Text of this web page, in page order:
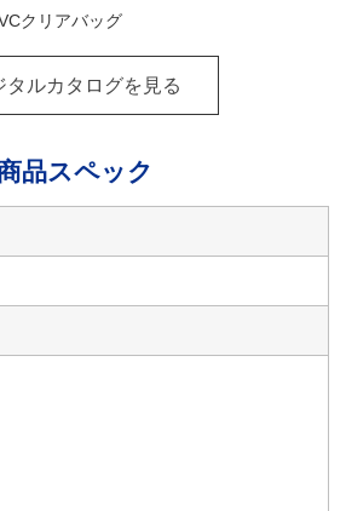
クリアバッグ
タルカタログを見る
品スペック